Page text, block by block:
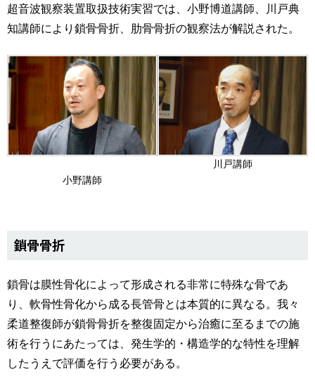
超音波観察装置取扱技術実習では、小野博道講師、川戸典
知講師により鎖骨骨折、肋骨骨折の観察法が解説された。
小野講師
川戸講師
鎖骨骨折
鎖骨は膜性骨化によって形成される非常に特殊な骨であ
り、軟骨性骨化から成る長管骨とは本質的に異なる。我々
柔道整復師が鎖骨骨折を整復固定から治癒に至るまでの施
術を行うにあたっては、発生学的・構造学的な特性を理解
したうえで評価を行う必要がある。